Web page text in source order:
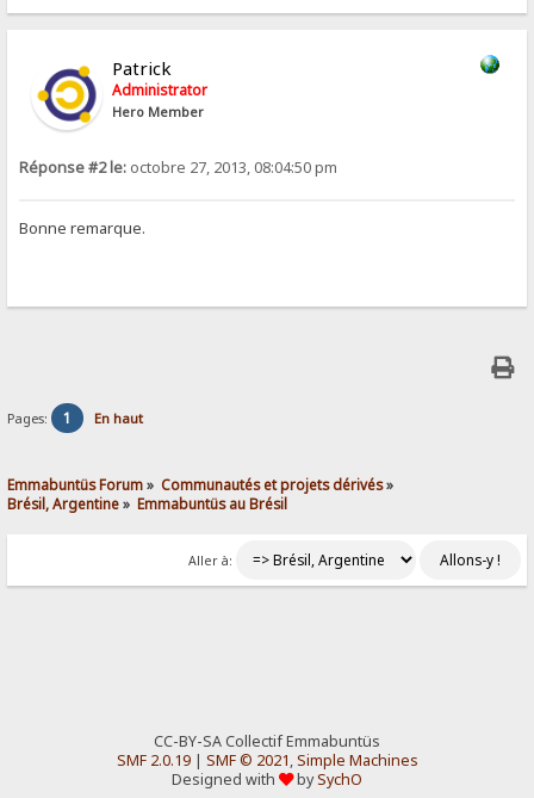
Patrick
Administrator
Hero Member
Réponse #2 le: octobre 27, 2013, 08:04:50 pm
Bonne remarque.
Pages: 1 En haut
Emmabuntüs Forum» Communautés et projets dérivés»
Brésil, Argentine» Emmabuntüs au Brésil
Aller à:
CC-BY-SA Collectif Emmabuntüs
SMF 2.0.19| SMF © 2021,Simple Machines
Designed with
bySychO